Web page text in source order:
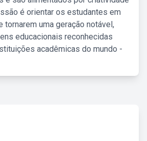
é orientar os estudantes em
tornarem uma geração notável,
educacionais reconhecidas
acadêmicas do mundo -